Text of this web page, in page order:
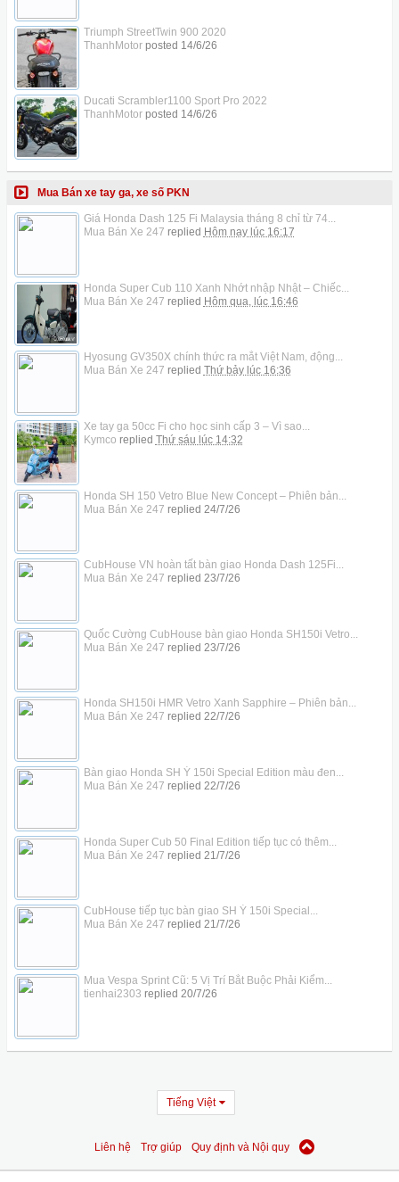
Triumph StreetTwin 900 2020
ThanhMotorposted 14/6/26
Ducati Scrambler1100 Sport Pro 2022
ThanhMotorposted 14/6/26
Mua Bán xe tay ga, xe số PKN
Giá Honda Dash 125 Fi Malaysia tháng 8 chỉ từ 74...
Mua Bán Xe 247 replied Hôm nay lúc 16:17
Honda Super Cub 110 Xanh Nhớt nhập Nhật – Chiếc...
Mua Bán Xe 247 replied Hôm qua, lúc 16:46
Hyosung GV350X chính thức ra mắt Việt Nam, động...
Mua Bán Xe 247 replied Thứ bảy lúc 16:36
Xe tay ga 50cc Fi cho học sinh cấp 3 – Vì sao...
Kymco replied Thứ sáu lúc 14:32
Honda SH 150 Vetro Blue New Concept – Phiên bản...
Mua Bán Xe 247 replied 24/7/26
CubHouse VN hoàn tất bàn giao Honda Dash 125Fi...
Mua Bán Xe 247 replied 23/7/26
Quốc Cường CubHouse bàn giao Honda SH150i Vetro...
Mua Bán Xe 247 replied 23/7/26
Honda SH150i HMR Vetro Xanh Sapphire – Phiên bản...
Mua Bán Xe 247 replied 22/7/26
Bàn giao Honda SH Ý 150i Special Edition màu đen...
Mua Bán Xe 247 replied 22/7/26
Honda Super Cub 50 Final Edition tiếp tục có thêm...
Mua Bán Xe 247 replied 21/7/26
CubHouse tiếp tục bàn giao SH Ý 150i Special...
Mua Bán Xe 247 replied 21/7/26
Mua Vespa Sprint Cũ: 5 Vị Trí Bắt Buộc Phải Kiểm...
tienhai2303 replied 20/7/26
Tiếng Việt
Liên hệ Trợ giúp Quy định và Nội quy